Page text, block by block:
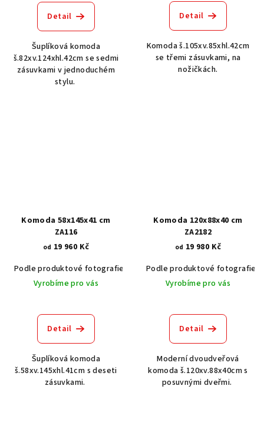
Detail
Šuplíková komoda
š.82xv.124xhl.42cm se sedmi
zásuvkami v jednoduchém
stylu.
Detail
Komoda š.105xv.85xhl.42cm
se třemi zásuvkami, na
nožičkách.
Komoda 58x145x41 cm
ZA116
od 19 960 Kč
Podle produktové fotografie
Akát vintage BT1551
Dub světlý
Vyrobíme pro vás
Detail
Šuplíková komoda
š.58xv.145xhl.41cm s deseti
zásuvkami.
Komoda 120x88x40 cm
ZA2182
od 19 980 Kč
Podle produktové fotografie
Vyrobíme pro vás
Detail
Moderní dvoudveřová
komoda š.120xv.88x40cm s
posuvnými dveřmi.